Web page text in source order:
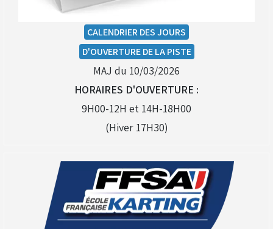
CALENDRIER DES JOURS
D'OUVERTURE DE LA PISTE
MAJ du 10/03/2026
HORAIRES D'OUVERTURE :
9H00-12H et 14H-18H00
(Hiver 17H30)